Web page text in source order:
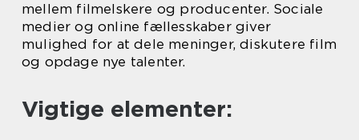
mellem filmelskere og producenter. Sociale
medier og online fællesskaber giver
mulighed for at dele meninger, diskutere film
og opdage nye talenter.
Vigtige elementer: